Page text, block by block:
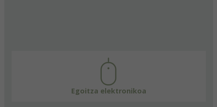
Egoitza elektronikoa